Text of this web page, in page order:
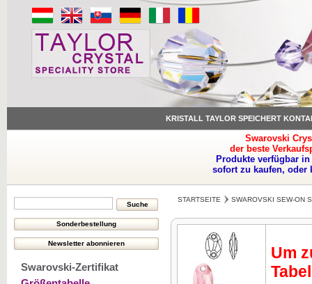
KRISTALL TAYLOR SPEICHERT
Swarovski
der beste
Produkte verfügbar
sofort zu kaufen, oder
Swarovski-Zertifikat
STARTSEITE SWAROVSKI SEW-ON
Um